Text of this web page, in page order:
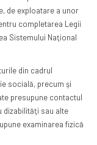
de exploatare a unor
completarea Legii
Sistemului Naţional
din cadrul
socială, precum şi
presupune contactul
dizabilităţi sau alte
examinarea fizică